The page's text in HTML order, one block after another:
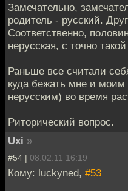
Замечательно,
родитель - русский.
Соответственно,
нерусская, с точно
Раньше все считали
куда бежать мне и
нерусским) во время
Риторический вопрос.
Uxi »
#54 | 08.02.11 16:19
Кому: luckyned, #53